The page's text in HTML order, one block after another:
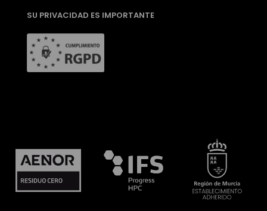
SU PRIVACIDAD ES IMPORTANTE